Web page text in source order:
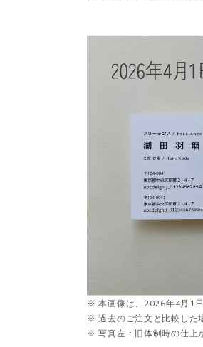
※ 本画像は、2026年4月1日
※ 過去のご注文と比較した
※ 写真左：旧体制時の仕上